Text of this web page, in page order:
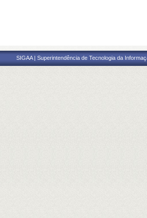
SIGAA | Superintendência de Tecnologia da